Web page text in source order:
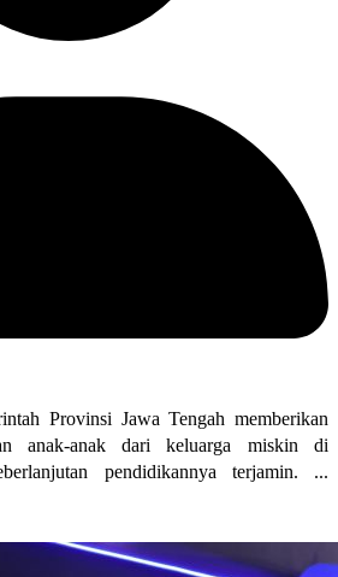
Provinsi Jawa Tengah memberikan
anak-anak dari keluarga miskin di
pendidikannya terjamin. ...